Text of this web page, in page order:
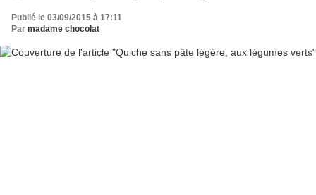
Publié le 03/09/2015 à 17:11
Par madame chocolat